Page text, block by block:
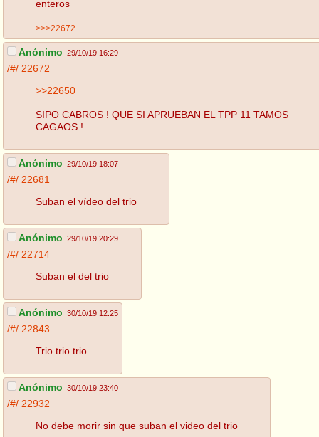
enteros
>>>22672
Anónimo 29/10/19 16:29
/#/ 22672
>>22650
SIPO CABROS ! QUE SI APRUEBAN EL TPP 11 TAMOS
CAGAOS !
Anónimo 29/10/19 18:07
/#/ 22681
Suban el vídeo del trio
Anónimo 29/10/19 20:29
/#/ 22714
Suban el del trio
Anónimo 30/10/19 12:25
/#/ 22843
Trio trio trio
Anónimo 30/10/19 23:40
/#/ 22932
No debe morir sin que suban el video del trio